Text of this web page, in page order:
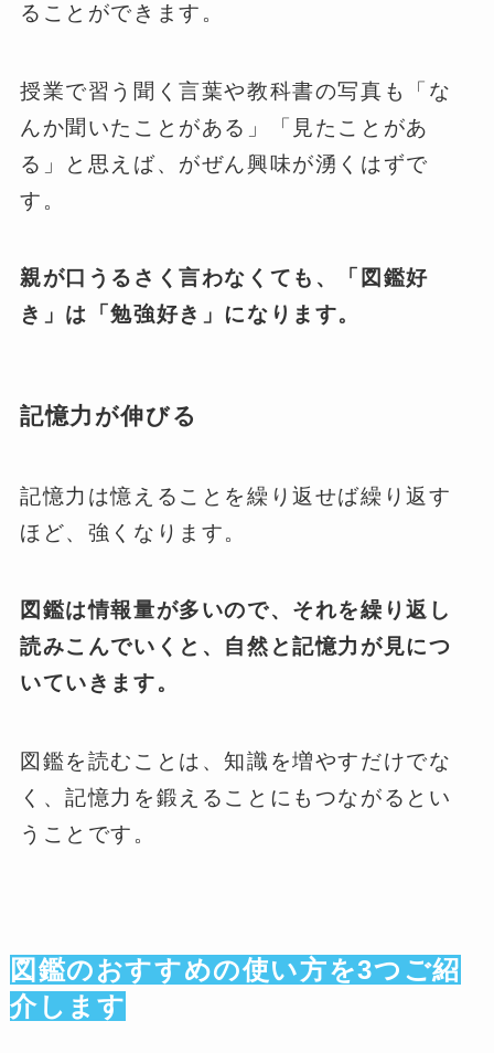
ることができます。
授業で習う聞く言葉や教科書の写真も「な
んか聞いたことがある」「見たことがあ
る」と思えば、がぜん興味が湧くはずで
す。
親が口うるさく言わなくても、「図鑑好
き」は「勉強好き」になります。
記憶力が伸びる
記憶力は憶えることを繰り返せば繰り返す
ほど、強くなります。
図鑑は情報量が多いので、それを繰り返し
読みこんでいくと、自然と記憶力が見につ
いていきます。
図鑑を読むことは、知識を増やすだけでな
く、記憶力を鍛えることにもつながるとい
うことです。
図鑑のおすすめの使い方を3つご紹
介します